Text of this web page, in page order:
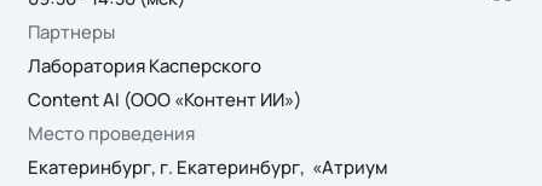
Партнеры
Лаборатория Касперского
Content AI (ООО «Контент ИИ»)
Место проведения
Екатеринбург, г. Екатеринбург, «Атриум